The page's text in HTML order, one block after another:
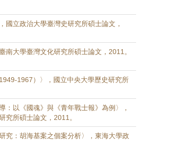
國立政治大學臺灣史研究所碩士論文，
南大學臺灣文化研究所碩士論文，2011。
1967）〉，國立中央大學歷史研究所
：以《國魂》與《青年戰士報》為例〉，
究所碩士論文，2011。
究：胡海基案之個案分析〉，東海大學政